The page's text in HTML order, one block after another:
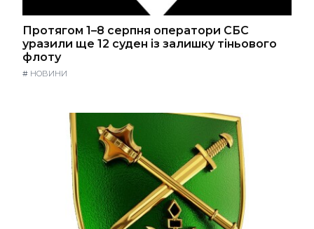
Протягом 1–8 серпня оператори СБС
уразили ще 12 суден із залишку тіньового
флоту
# НОВИНИ